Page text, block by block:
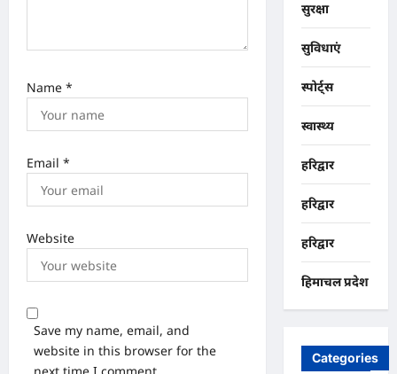
Name *
Email *
Website
Save my name, email, and
website in this browser for the
सुरक्षा
सुविधाएं
स्पोर्ट्स
स्वास्थ्य
हरिद्वार
हरिद्वार
हरिद्वार
हिमाचल प्रदेश
Categories